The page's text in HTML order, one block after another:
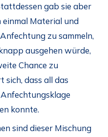
gab sie aber
einmal Material und
zu sammeln,
ausgehen würde,
Chance zu
sich, dass all das
konnte.
sind dieser Mischung